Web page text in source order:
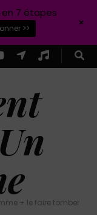
+ le faire tomber
7 étapes
>> +